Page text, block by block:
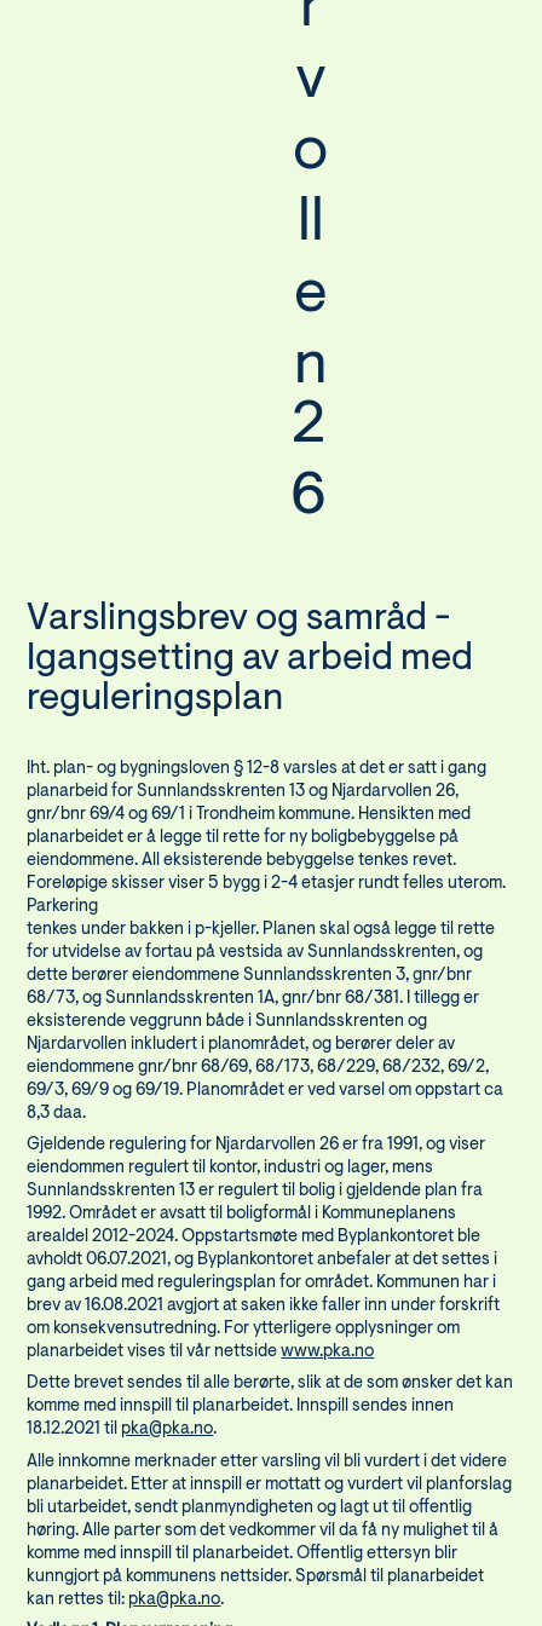
v
o
ll
e
n
2
6
Varslingsbrev og samråd -
Igangsetting av arbeid med
reguleringsplan
Iht. plan- og bygningsloven § 12-8 varsles at det er satt i gang
planarbeid for Sunnlandsskrenten 13 og Njardarvollen 26,
gnr/bnr 69/4 og 69/1 i Trondheim kommune. Hensikten med
planarbeidet er å legge til rette for ny boligbebyggelse på
eiendommene. All eksisterende bebyggelse tenkes revet.
Foreløpige skisser viser 5 bygg i 2-4 etasjer rundt felles uterom.
Parkering
tenkes under bakken i p-kjeller. Planen skal også legge til rette
for utvidelse av fortau på vestsida av Sunnlandsskrenten, og
dette berører eiendommene Sunnlandsskrenten 3, gnr/bnr
68/73, og Sunnlandsskrenten 1A, gnr/bnr 68/381. I tillegg er
eksisterende veggrunn både i Sunnlandsskrenten og
Njardarvollen inkludert i planområdet, og berører deler av
eiendommene gnr/bnr 68/69, 68/173, 68/229, 68/232, 69/2,
69/3, 69/9 og 69/19. Planområdet er ved varsel om oppstart ca
8,3 daa.
Gjeldende regulering for Njardarvollen 26 er fra 1991, og viser
eiendommen regulert til kontor, industri og lager, mens
Sunnlandsskrenten 13 er regulert til bolig i gjeldende plan fra
1992. Området er avsatt til boligformål i Kommuneplanens
arealdel 2012-2024. Oppstartsmøte med Byplankontoret ble
avholdt 06.07.2021, og Byplankontoret anbefaler at det settes i
gang arbeid med reguleringsplan for området. Kommunen har i
brev av 16.08.2021 avgjort at saken ikke faller inn under forskrift
om konsekvensutredning. For ytterligere opplysninger om
planarbeidet vises til vår nettsidewww.pka.no
Dette brevet sendes til alle berørte, slik at de som ønsker det kan
komme med innspill til planarbeidet. Innspill sendes innen
18.12.2021 til pka@pka.no.
Alle innkomne merknader etter varsling vil bli vurdert i det videre
planarbeidet. Etter at innspill er mottatt og vurdert vil planforslag
bli utarbeidet, sendt planmyndigheten og lagt ut til offentlig
høring. Alle parter som det vedkommer vil da få ny mulighet til å
komme med innspill til planarbeidet. Offentlig ettersyn blir
kunngjort på kommunens nettsider. Spørsmål til planarbeidet
kan rettes til: pka@pka.no.